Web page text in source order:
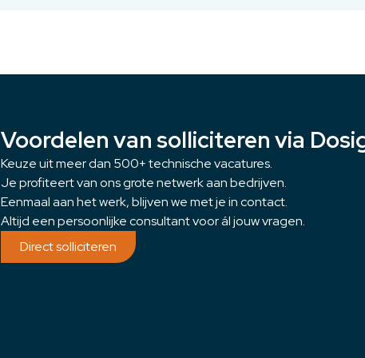
Voordelen van solliciteren via
Keuze uit meer dan 500+ technische vacatures.
Je profiteert van ons grote netwerk aan bedrijven.
Eenmaal aan het werk, blijven we met je in contact.
Altijd een persoonlijke consultant voor ál jouw vragen.
Direct solliciteren